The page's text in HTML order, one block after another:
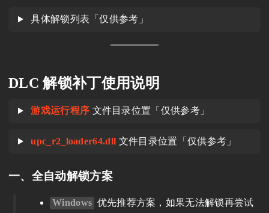
具体解锁列表「仅供参考」
DLC 解锁补丁使用说明
游戏运行程序 文件目录位置「仅供参考」
upc_r2_loader64.dll 文件目录位置「仅供参考」
一、全自动解锁方案
Windows 优先推荐方案，如果无法解锁再尝试